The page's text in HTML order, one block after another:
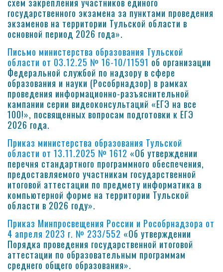
государственного экзамена за пунктами проведения
экзаменов на территории Тульской области в
основной период 2026 года».
Письмо министерства образования Тульской
области от 03.12.25 № 16-10/11591 об организации
Федеральной службой по надзору в сфере
образования и науки (Рособрнадзор) в рамках
проведения информационно-разъяснительной
кампании серии видеоконсультаций «ЕГЭ на все
100!», посвященных вопросам подготовки к ЕГЭ
2026 года.
Приказ министерства образования Тульской
области от 13.11.2025 № 1612 «Об утверждении
перечня стандартного программного обеспечения,
предоставляемого участникам государственной
итоговой аттестации по предмету информатика в
компьютерной форме на территории Тульской
области в 2026 году».
Приказ Минпросвещения России и Рособрнадзора от
4 апреля 2023 г. № 233/552 «Об утверждении
Порядка проведения государственной итоговой
аттестации по образовательным программам
среднего общего образования».